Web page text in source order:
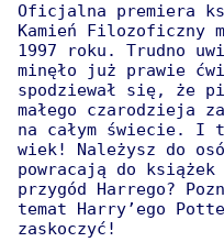
Oficjalna premiera
Kamień Filozoficzny
1997 roku. Trudno
minęło już prawie
spodziewał się, że
małego czarodzieja
na całym świecie. I
wiek! Należysz do
powracają do
przygód Harrego?
temat Harry’ego
zaskoczyć!